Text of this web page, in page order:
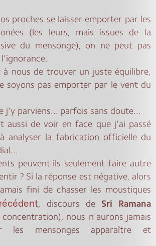
proches se laisser emporter par les
(les leurs, mais issues de la
du mensonge), on ne peut pas
à nous de trouver un juste équilibre,
soyons pas emporter par le vent du
j'y parviens... parfois sans doute...
aussi de voir en face que j'ai passé
analyser la fabrication officielle du
peuvent-ils seulement faire autre
? Si la réponse est négative, alors
fini de chasser les moustiques
, discours de Sri
Ramana
nous n'aurons jamais
les mensonges apparaître et